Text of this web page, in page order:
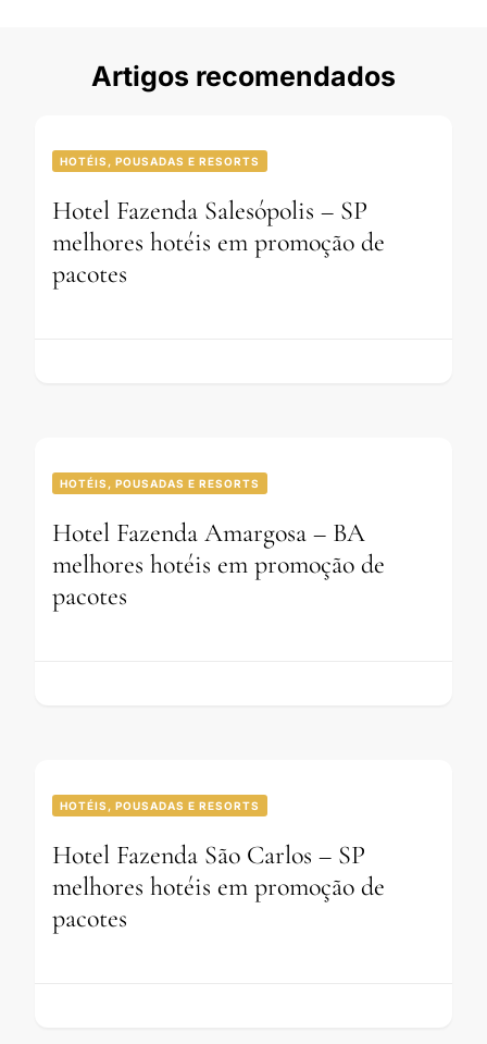
Artigos recomendados
HOTÉIS, POUSADAS E RESORTS
Hotel Fazenda Salesópolis – SP
melhores hotéis em promoção de
pacotes
HOTÉIS, POUSADAS E RESORTS
Hotel Fazenda Amargosa – BA
melhores hotéis em promoção de
pacotes
HOTÉIS, POUSADAS E RESORTS
Hotel Fazenda São Carlos – SP
melhores hotéis em promoção de
pacotes